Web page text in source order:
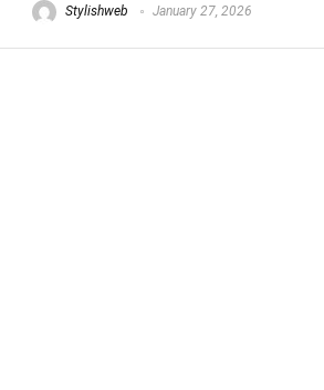
Stylishweb January 27, 2026